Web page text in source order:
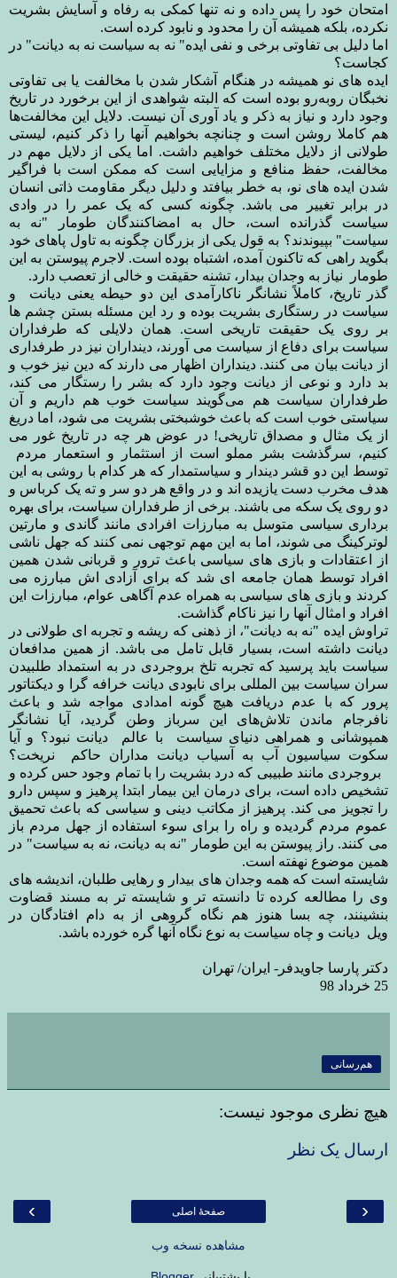
امتحان خود را پس داده و نه تنها کمکی به رفاه و آسایش بشریت
نکرده، بلکه همیشه آن را محدود و نابود کرده است.
اما دلیل بی تفاوتی برخی و نفی ایده" نه به سیاست نه به دیانت" در
کجاست؟
ایده های نو همیشه در هنگام آشکار شدن با مخالفت یا بی تفاوتی
نخبگان روبه‌رو بوده است که البته شواهدی از این برخورد در تاریخ
وجود دارد و نیاز به ذکر و یاد آوری آن نیست. دلایل این مخالفت‌ها
هم کاملا روشن است و چنانچه بخواهیم آنها را ذکر کنیم، لیستی
طولانی از دلایل مختلف خواهیم داشت. اما یکی از دلایل مهم در
مخالفت، حفظ منافع و مزایایی است که ممکن است با فراگیر
شدن ایده های نو، به خطر بیافتد و دلیل دیگر مقاومت ذاتی انسان
در برابر تغییر می باشد. چگونه کسی که یک عمر را در وادی
سیاست گذرانده است، حال به امضاکنندگان طومار "نه به
سیاست" بپیوندند؟ به قول یکی از بزرگان چگونه به تاول پاهای خود
بگوید راهی که تاکنون آمده، اشتباه بوده است. لاجرم پیوستن به این
طومار نیاز به وجدان بیدار، تشنه حقیقت و خالی از تعصب دارد.
گذر تاریخ، کاملاً نشانگر ناکارآمدی این دو حیطه یعنی دیانت و
سیاست در رستگاری بشریت بوده و رد این مسئله بستن چشم ها
بر روی یک حقیقت تاریخی است. همان دلایلی که طرفداران
سیاست برای دفاع از سیاست می آورند، دینداران نیز در طرفداری
از دیانت بیان می کنند. دینداران اظهار می دارند که دین نیز خوب و
بد دارد و نوعی از دیانت وجود دارد که بشر را رستگار می کند،
طرفداران سیاست هم می‌گویند سیاست خوب هم داریم و آن
سیاستی خوب است که باعث خوشبختی بشریت می شود، اما دریغ
از یک مثال و مصداق تاریخی! در عوض هر چه در تاریخ غور می
کنیم، سرگذشت بشر مملو است از استثمار و استعمار مردم
توسط این دو قشر دیندار و سیاستمدار که هر کدام با روشی به این
هدف مخرب دست یازیده اند و در واقع هر دو سر و ته یک کرباس و
دو روی یک سکه می باشند. برخی از طرفداران سیاست، برای بهره
برداری سیاسی متوسل به مبارزات افرادی مانند گاندی و مارتین
لوترکینگ می شوند، اما به این مهم توجهی نمی کنند که جهل ناشی
از اعتقادات و بازی های سیاسی باعث ترور و قربانی شدن همین
افراد توسط همان جامعه ای شد که برای آزادی اش مبارزه می
کردند و بازی های سیاسی به همراه عدم آگاهی عوام، مبارزات این
افراد و امثال آنها را نیز ناکام گذاشت.
تراوش ایده "نه به دیانت"، از ذهنی که ریشه و تجربه ای طولانی در
دیانت داشته است، بسیار قابل تامل می باشد. از همین مدافعان
سیاست باید پرسید که تجربه تلخ بروجردی در به استمداد طلبیدن
سران سیاست بین المللی برای نابودی دیانت خرافه گرا و دیکتاتور
پرور که با عدم دریافت هیچ گونه امدادی مواجه شد و باعث
نافرجام ماندن تلاش‌های این سرباز وطن گردید، آیا نشانگر
همپوشانی و همراهی دنیای سیاست با عالم دیانت نبود؟ و آیا
سکوت سیاسیون آب به آسیاب دیانت مداران حاکم نریخت؟
بروجردی مانند طبیبی که درد بشریت را با تمام وجود حس کرده و
تشخیص داده است، برای درمان این بیمار ابتدا پرهیز و سپس دارو
را تجویز می کند. پرهیز از مکاتب دینی و سیاسی که باعث تحمیق
عموم مردم گردیده و راه را برای سوء استفاده از جهل مردم باز
می کنند. راز پیوستن به این طومار "نه به دیانت، نه به سیاست" در
همین موضوع نهفته است.
شایسته است که همه وجدان های بیدار و رهایی طلبان، اندیشه های
وی را مطالعه کرده تا دانسته تر و شایسته تر به مسند قضاوت
بنشینند، چه بسا هنوز هم نگاه گروهی از به دام افتادگان در
ویل دیانت و چاه سیاست به نوع نگاه آنها گره خورده باشد.
دکتر پارسا جاویدفر- ایران/ تهران
25 خرداد 98
هم‌رسانی
هیچ نظری موجود نیست:
ارسال یک نظر
‹
› صفحهٔ اصلی
مشاهده نسخه وب